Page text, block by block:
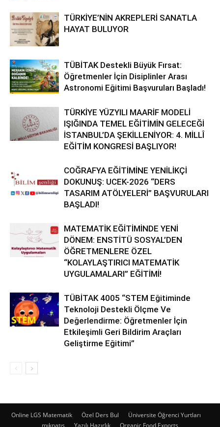
TÜRKİYE’NİN AKREPLERİ SANATLA
HAYAT BULUYOR
TÜBİTAK Destekli Büyük Fırsat:
Öğretmenler İçin Disiplinler Arası
Astronomi Eğitimi Başvuruları Başladı!
TÜRKİYE YÜZYILI MAARİF MODELİ
IŞIĞINDA TEMEL EĞİTİMİN GELECEĞİ
İSTANBUL’DA ŞEKİLLENİYOR: 4. MİLLÎ
EĞİTİM KONGRESİ BAŞLIYOR!
COĞRAFYA EĞİTİMİNE YENİLİKÇİ
DOKUNUŞ: UCEK-2026 “DERS
TASARIM ATÖLYELERİ” BAŞVURULARI
BAŞLADI!
MATEMATİK EĞİTİMİNDE YENİ
DÖNEM: ENSTİTÜ SOSYAL’DEN
ÖĞRETMENLERE ÖZEL
“KOLAYLAŞTIRICI MATEMATİK
UYGULAMALARI” EĞİTİMİ!
TÜBİTAK 4005 “STEM Eğitiminde
Teknoloji Destekli Ölçme Ve
Değerlendirme: Öğretmenler İçin
Etkileşimli Geri Bildirim Araçları
Geliştirme Eğitimi”
Online LGS Matematik Özel Ders Bul
Üniversite Öğrenci Yurtları
mıknatıs
Yazılı Hazırlık Organic Food Exports